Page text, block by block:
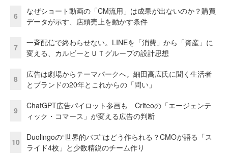
6
なぜショート動画の「CM流用」は成果が出ないのか？購買
データが示す、店頭売上を動かす条件
7
一斉配信で終わらせない。LINEを「消費」から「資産」に
変える、カルビーとＵＴグループの設計思想
8
広告は劇場からテーマパークへ。細田高広氏に聞く生活者
とブランドの20年とこれからの「問い」
9
ChatGPT広告パイロット参画も Criteoの「エージェンテ
ィック・コマース」が変える広告の判断
10
Duolingoの“世界的バズ”はどう作られる？CMOが語る「ス
ライド4枚」と少数精鋭のチーム作り